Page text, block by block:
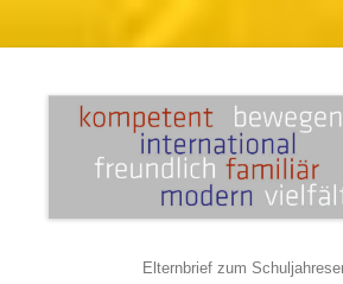
Elternbrief zum